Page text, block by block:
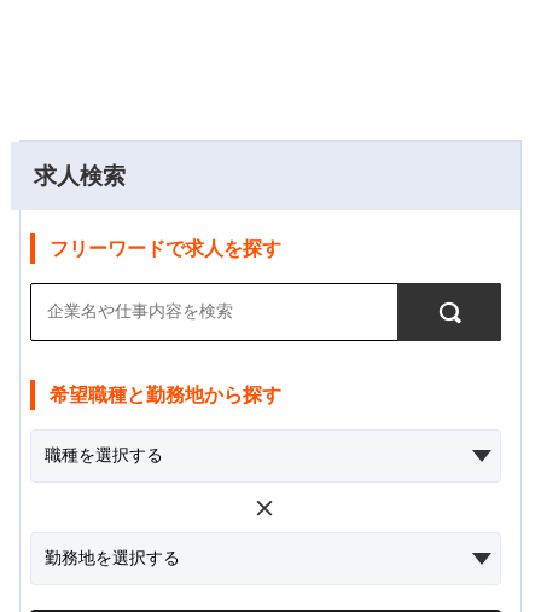
求人検索
フリーワードで求人を探す
希望職種と勤務地から探す